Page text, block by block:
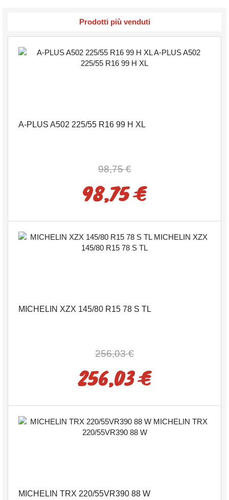
Prodotti più venduti
A-PLUS A502 225/55 R16 99 H XL
98,75 €
98,75 €
MICHELIN XZX 145/80 R15 78 S TL
256,03 €
256,03 €
MICHELIN TRX 220/55VR390 88 W